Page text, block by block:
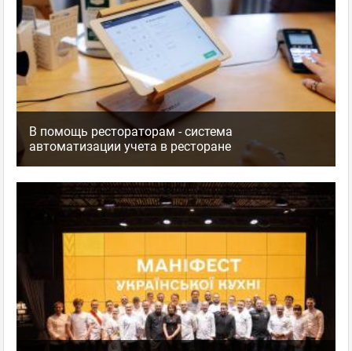
В помощь рестораторам - система
автоматизации учета в ресторане